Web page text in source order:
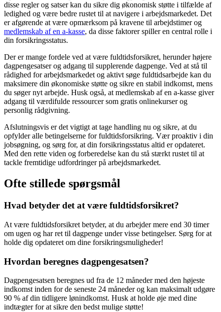
disse regler og satser kan du sikre dig økonomisk støtte i tilfælde af
ledighed og være bedre rustet til at navigere i arbejdsmarkedet. Det
er afgørende at være opmærksom på kravene til arbejdstimer og
medlemskab af en a-kasse, da disse faktorer spiller en central rolle i
din forsikringsstatus.
Der er mange fordele ved at være fuldtidsforsikret, herunder højere
dagpengesatser og adgang til supplerende dagpenge. Ved at stå til
rådighed for arbejdsmarkedet og aktivt søge fuldtidsarbejde kan du
maksimere din økonomiske støtte og sikre en stabil indkomst, mens
du søger nyt arbejde. Husk også, at medlemskab af en a-kasse giver
adgang til værdifulde ressourcer som gratis onlinekurser og
personlig rådgivning.
Afslutningsvis er det vigtigt at tage handling nu og sikre, at du
opfylder alle betingelserne for fuldtidsforsikring. Vær proaktiv i din
jobsøgning, og sørg for, at din forsikringsstatus altid er opdateret.
Med den rette viden og forberedelse kan du stå stærkt rustet til at
tackle fremtidige udfordringer på arbejdsmarkedet.
Ofte stillede spørgsmål
Hvad betyder det at være fuldtidsforsikret?
At være fuldtidsforsikret betyder, at du arbejder mere end 30 timer
om ugen og har ret til dagpenge under visse betingelser. Sørg for at
holde dig opdateret om dine forsikringsmuligheder!
Hvordan beregnes dagpengesatsen?
Dagpengesatsen beregnes ud fra de 12 måneder med den højeste
indkomst inden for de seneste 24 måneder og kan maksimalt udgøre
90 % af din tidligere lønindkomst. Husk at holde øje med dine
indtægter for at sikre den bedst mulige støtte!